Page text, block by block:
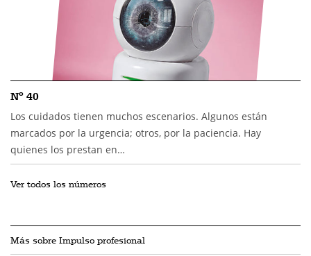
Nº 40
Los cuidados tienen muchos escenarios. Algunos están
marcados por la urgencia; otros, por la paciencia. Hay
quienes los prestan en…
Ver todos los números
Más sobre Impulso profesional